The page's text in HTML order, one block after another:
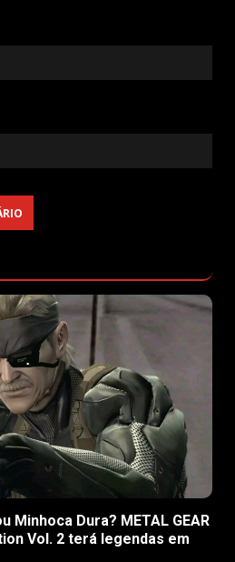
Minhoca Dura? METAL GEAR
Vol. 2 terá legendas em